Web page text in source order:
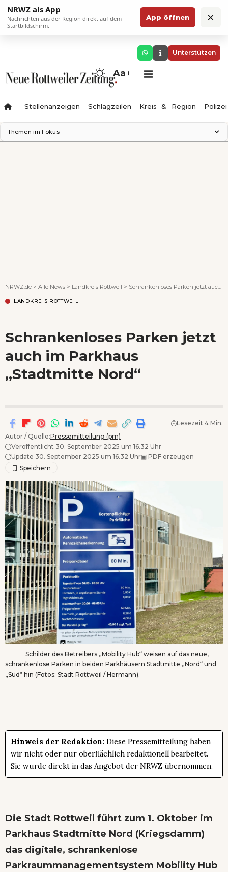
NRWZ als App
Nachrichten aus der Region direkt auf dem
Startbildschirm.
App öffnen ×
Unterstützen
Aa
Stellenanzeigen Schlagzeilen Kreis & Region Polizei
Themen im Fokus
NRWZ.de > Alle News > Landkreis Rottweil > Schrankenloses Parken jetzt auch im Parkhaus „Stadtmitte Nord“
LANDKREIS ROTTWEIL
Schrankenloses Parken jetzt
auch im Parkhaus
„Stadtmitte Nord“
Autor / Quelle:Pressemitteilung (pm)
Veröffentlicht 30. September 2025 um 16.32 Uhr
Update 30. September 2025 um 16.32 Uhr▣ PDF erzeugen
Lesezeit 4 Min.
Schilder des Betreibers „Mobility Hub“ weisen auf das neue,
schrankenlose Parken in beiden Parkhäusern Stadtmitte „Nord“ und
„Süd“ hin (Fotos: Stadt Rottweil / Hermann).
Hinweis der Redaktion: Diese Pressemitteilung haben
wir nicht oder nur oberflächlich redaktionell bearbeitet.
Sie wurde direkt in das Angebot der NRWZ übernommen.
Die Stadt Rottweil führt zum 1. Oktober im
Parkhaus Stadtmitte Nord (Kriegsdamm)
das digitale, schrankenlose
Parkraummanagementsystem Mobility Hub